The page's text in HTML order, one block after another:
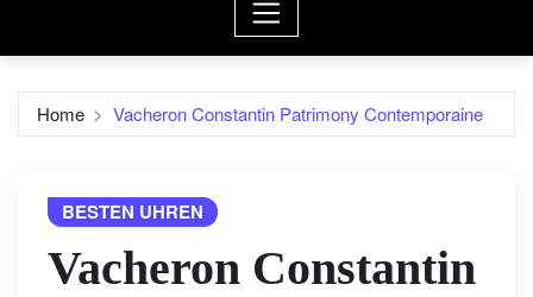
Home Vacheron Constantin Patrimony Contemporaine
BESTEN UHREN
Vacheron Constantin